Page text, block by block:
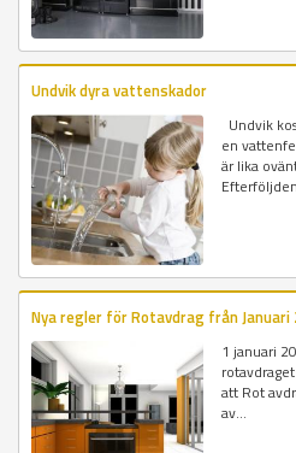
Undvik dyra vattenskador
Undvik
en
är lika
Nya regler för Rotavdrag från Januari
1 januari
att Rot
av...